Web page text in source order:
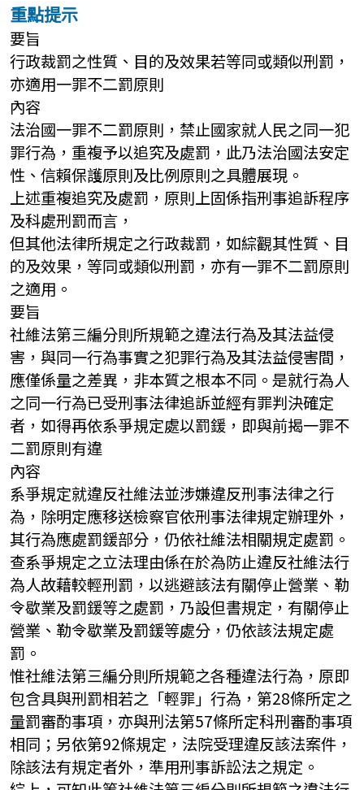
重點提示
要旨
行政裁罰之性質、目的及效果若等同或類似刑罰，
亦適用一罪不二罰原則
內容
法治國一罪不二罰原則，禁止國家就人民之同一犯
罪行為，重複予以追究及處罰，此乃法治國法安定
性、信賴保護原則及比例原則之具體展現。
上述重複追究及處罰，原則上固係指刑事追訴程序
及科處刑罰而言，
但其他法律所規定之行政裁罰，如綜觀其性質、目
的及效果，等同或類似刑罰，亦有一罪不二罰原則
之適用。
要旨
社維法第三編分則所規範之違法行為及其法益侵
害，與同一行為事實之犯罪行為及其法益侵害間，
應僅係量之差異，非本質之根本不同。是就行為人
之同一行為已受刑事法律追訴並經有罪判決確定
者，如得再依系爭規定處以罰鍰，即與前揭一罪不
二罰原則有違
內容
系爭規定就違反社維法並涉嫌違反刑事法律之行
為，除明定應移送檢察官依刑事法律規定辦理外，
其行為應處罰鍰部分，仍依社維法相關規定處罰。
查系爭規定之立法理由係在於為防止違反社維法行
為人故藉較輕刑罰，以逃避該法有關停止營業、勒
令歇業及罰鍰等之處罰，乃設但書規定，有關停止
營業、勒令歇業及罰鍰等處分，仍依該法規定處
罰。
惟社維法第三編分則所規範之各種違法行為，原即
包含具與刑罰相若之「輕罪」行為，第28條所定之
量罰審酌事項，亦與刑法第57條所定科刑審酌事項
相同；另依第92條規定，法院受理違反該法案件，
除該法有規定者外，準用刑事訴訟法之規定。